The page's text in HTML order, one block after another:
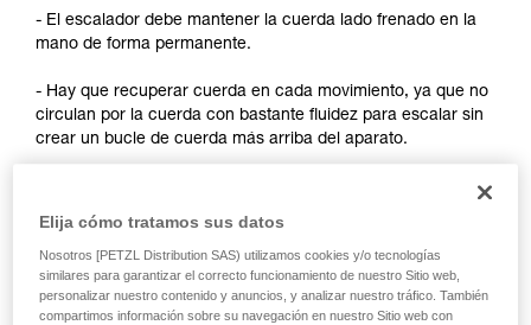
ejecutar estas técnicas, solo y con total
seguridad, antes de ejecutarlas de forma
Damos ejemplos de técnicas relacionadas con
su actividad. Pueden existir otras que no
describimos aquí.
- El escalador debe mantener la cuerda lado frenado en la
mano de forma permanente.
- Hay que recuperar cuerda en cada movimiento, ya que no
circulan por la cuerda con bastante fluidez para escalar sin
crear un bucle de cuerda más arriba del aparato.
- Para el autoaseguramiento en escalada por cuerda fija,
remítase a las soluciones desarrolladas en el consejo
técnico Autoaseguramiento en Petzl.com.
Elija cómo tratamos sus datos
Nosotros [PETZL Distribution SAS) utilizamos cookies y/o tecnologías
similares para garantizar el correcto funcionamiento de nuestro Sitio web,
personalizar nuestro contenido y anuncios, y analizar nuestro tráfico. También
compartimos información sobre su navegación en nuestro Sitio web con